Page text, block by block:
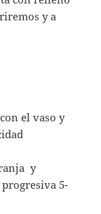
y a
el vaso y
y
5-